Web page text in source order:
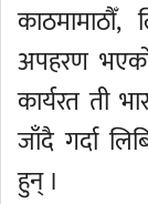
काठमामाठौँ,
अपहरण
कार्यरत ती
जाँदै गर्दा
हुन् ।